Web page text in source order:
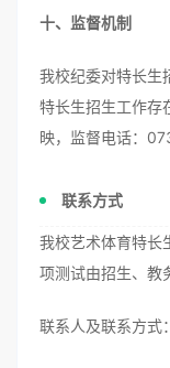
十、监督机制
我校纪委对特长生
特长生招生工作存
映，监督电话：
联系方式
我校艺术体育特长
项测试由招生、教
联系人及联系方式：